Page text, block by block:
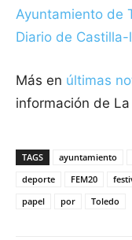
Ayuntamiento de
Diario de
Más en últimas
información de
TAGS ayuntamiento
deporte
FEM20
papel
por Toledo